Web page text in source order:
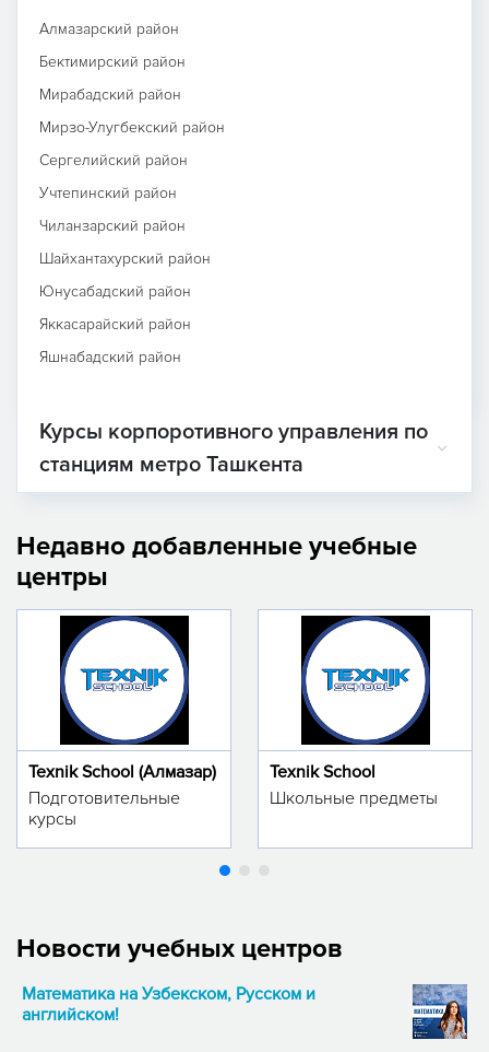
Алмазарский район
Бектимирский район
Мирабадский район
Мирзо-Улугбекский район
Сергелийский район
Учтепинский район
Чиланзарский район
Шайхантахурский район
Юнусабадский район
Яккасарайский район
Яшнабадский район
Курсы корпоротивного управления по
станциям метро Ташкента
Недавно добавленные учебные
центры
Texnik School (Алмазар)
Подготовительные
курсы
Texnik School
Школьные предметы
Новости учебных центров
Математика на Узбекском, Русском и
английском!